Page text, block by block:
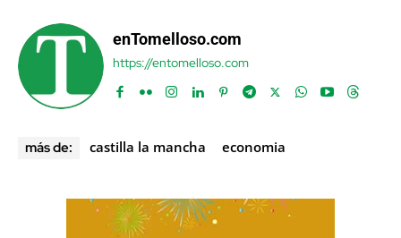
enTomelloso.com
https://entomelloso.com
más de: castilla la mancha economia